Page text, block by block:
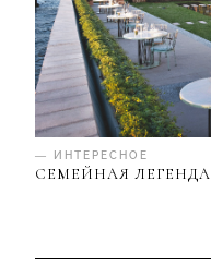
— ИНТЕРЕСНОЕ
СЕМЕЙНАЯ ЛЕГЕНДА